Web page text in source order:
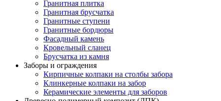
Гранитная плитка
Гранитная брусчатка
Гранитные ступени
Гранитные бордюры
Фасадный камень
Кровельный сланец
Брусчатка из камня
Заборы и ограждения
Кирпичные колпаки на столбы забора
Клинкерные колпаки на забор
Керамические элементы для заборов